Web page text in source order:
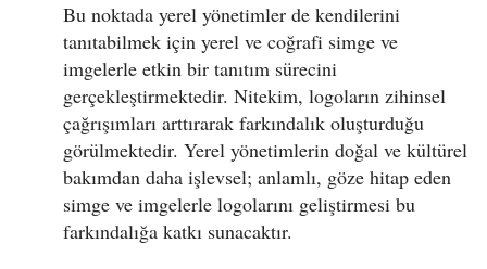
Bu noktada yerel yönetimler de kendilerini
tanıtabilmek için yerel ve coğrafi simge ve
imgelerle etkin bir tanıtım sürecini
gerçekleştirmektedir. Nitekim, logoların zihinsel
çağrışımları arttırarak farkındalık oluşturduğu
görülmektedir. Yerel yönetimlerin doğal ve kültürel
bakımdan daha işlevsel; anlamlı, göze hitap eden
simge ve imgelerle logolarını geliştirmesi bu
farkındalığa katkı sunacaktır.